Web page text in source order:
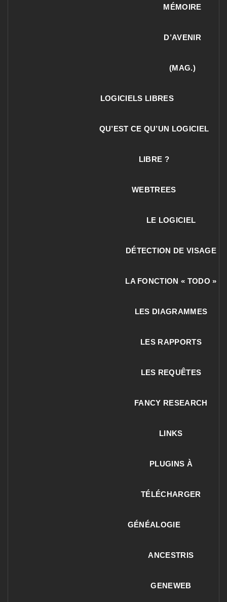
MÉMOIRE
D’AVENIR
(MAG.)
LOGICIELS LIBRES
QU’EST CE QU’UN LOGICIEL
LIBRE ?
WEBTREES
LE LOGICIEL
DÉTECTION DE VISAGE
LA FONCTION « TODO »
LES DIAGRAMMES
LES RAPPORTS
LES REQUÊTES
FANCY RESEARCH
LINKS
PLUGINS À
TÉLÉCHARGER
GÉNÉALOGIE
ANCESTRIS
GENEWEB